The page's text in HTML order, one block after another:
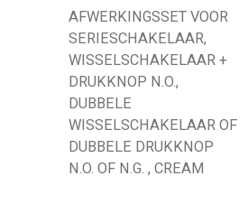
AFWERKINGSSET VOOR
SERIESCHAKELAAR,
WISSELSCHAKELAAR +
DRUKKNOP N.O.,
DUBBELE
WISSELSCHAKELAAR OF
DUBBELE DRUKKNOP
N.O. OF N.G. , CREAM